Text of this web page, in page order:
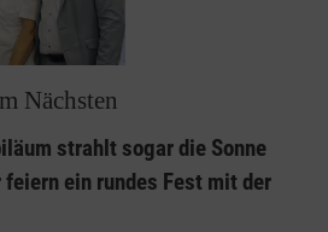
Nächsten
strahlt sogar die Sonne
ein rundes Fest mit der